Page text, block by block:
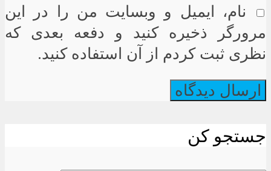
نام، ایمیل و وبسایت من را در این
مرورگر ذخیره کنید و دفعه بعدی که
نظری ثبت کردم از آن استفاده کنید.
جستجو کن